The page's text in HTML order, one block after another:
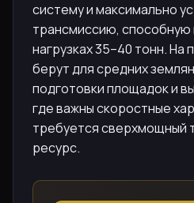
систему и максимально
трансмиссию, способную
нагрузках 35–40 тонн. На
берут для средних
подготовки площадок и
где важны скоростные
требуется сверхмощный
ресурс.